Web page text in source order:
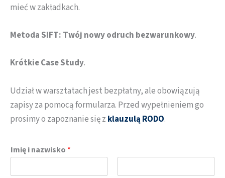
mieć w zakładkach.
Metoda SIFT: Twój nowy odruch bezwarunkowy.
KrótkieCase Study.
Udział w warsztatach jest bezpłatny, ale obowiązują
zapisy za pomocą formularza. Przed wypełnieniem go
prosimy o zapoznanie się z klauzulą RODO.
Imię i nazwisko *